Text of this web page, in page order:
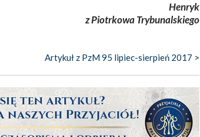
Henryk
z Piotrkowa Trybunalskiego
Artykuł z PzM 95 lipiec-sierpień 2017 >